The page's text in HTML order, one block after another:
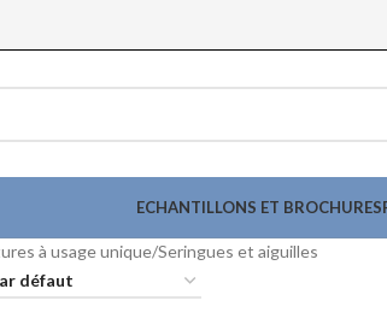
ECHANTILLONS ET BROCHURES
à usage unique Seringues et aiguilles